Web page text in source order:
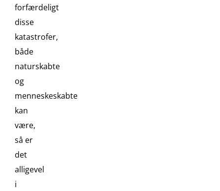
forfærdeligt
disse
katastrofer,
både
naturskabte
og
menneskeskabte
kan
være,
så er
det
alligevel
i